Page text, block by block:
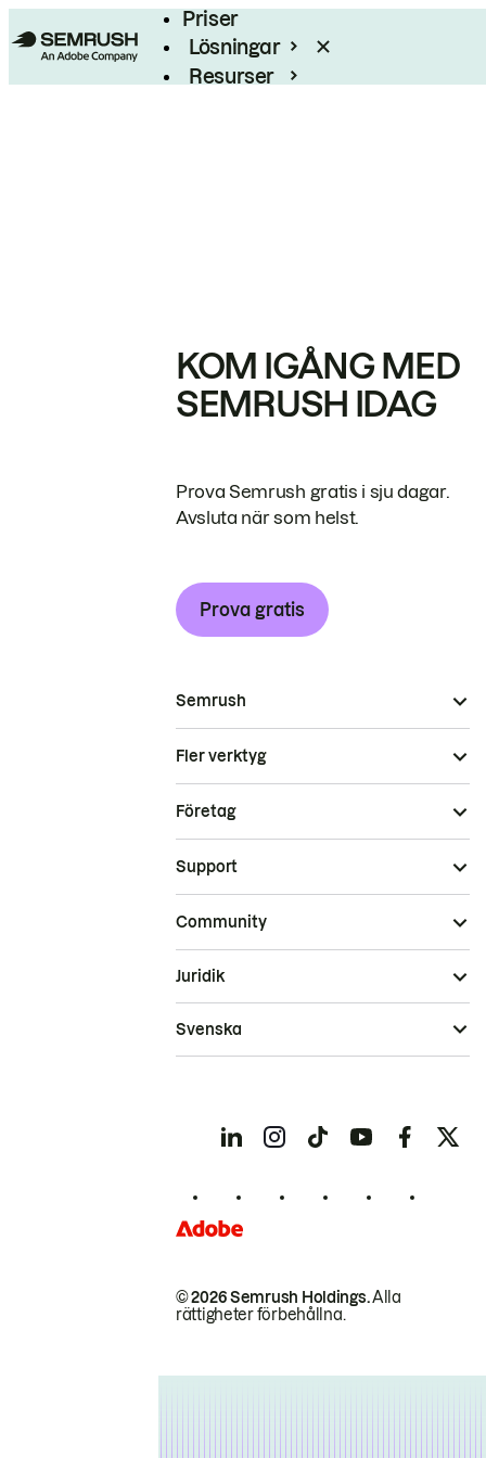
Priser
Lösningar
Resurser
KOM IGÅNG MED
SEMRUSH IDAG
Prova Semrush gratis i sju dagar.
Avsluta när som helst.
Prova gratis
Semrush
Fler verktyg
Företag
Support
Community
© 2026 Semrush Holdings.Alla
rättigheter förbehållna.
Juridik
Svenska